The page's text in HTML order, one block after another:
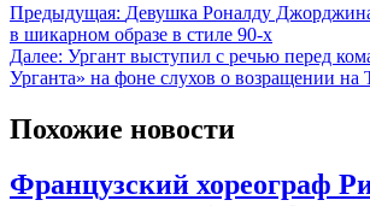
Предыдущая: Девушка Роналду
в шикарном образе в стиле 90-х
Далее: Ургант выступил с речью перед
Урганта» на фоне слухов о возращении на
Похожие новости
Французский хореограф